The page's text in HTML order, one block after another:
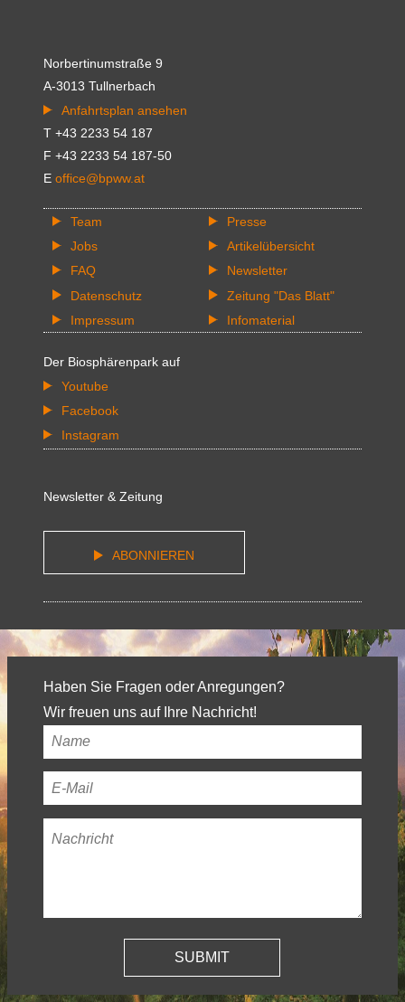
Norbertinumstraße 9
A-3013 Tullnerbach
Anfahrtsplan ansehen
T +43 2233 54 187
F +43 2233 54 187-50
E office@bpww.at
Team
Jobs
FAQ
Datenschutz
Impressum
Presse
Artikelübersicht
Newsletter
Zeitung "Das Blatt"
Infomaterial
Der Biosphärenpark auf
Youtube
Facebook
Instagram
Newsletter & Zeitung
ABONNIEREN
Haben Sie Fragen oder Anregungen?
Wir freuen uns auf Ihre Nachricht!
Ihr
Name*
Ihre
E-
Mail-
Nachricht*